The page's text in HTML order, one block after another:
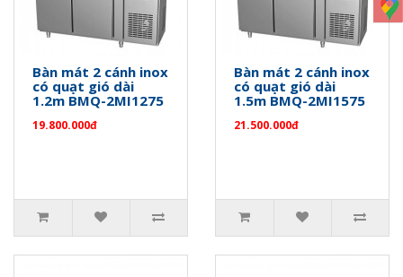
Bàn mát 2 cánh inox
có quạt gió dài
1.2m BMQ-2MI1275
19.800.000đ
Bàn mát 2 cánh inox
có quạt gió dài
1.5m BMQ-2MI1575
21.500.000đ